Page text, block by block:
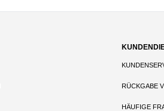
RÜCKGABE
HÄUFIGE